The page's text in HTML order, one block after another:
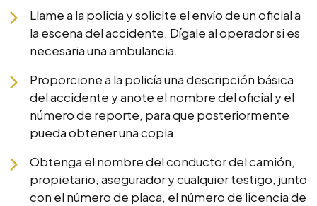
Llame a la policía y solicite el envío de un oficial a
la escena del accidente. Dígale al operador si es
necesaria una ambulancia.
Proporcione a la policía una descripción básica
del accidente y anote el nombre del oficial y el
número de reporte, para que posteriormente
pueda obtener una copia.
Obtenga el nombre del conductor del camión,
propietario, asegurador y cualquier testigo, junto
con el número de placa, el número de licencia de